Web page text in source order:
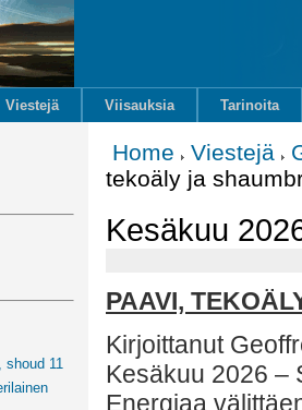
Viestejä Viisauksia Tarinoita
shoud 11
Home Viestejä
tekoäly ja
Kesäkuu
PAAVI,
Kirjoittanut
Kesäkuu 2026 –
Energiaa